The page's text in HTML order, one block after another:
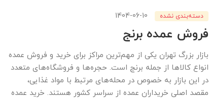
دسته‌بندی نشده 1404-06-10
فروش عمده برنج
بازار بزرگ تهران یکی از مهم‌ترین مراکز برای خرید و فروش عمده
انواع کالاها از جمله برنج است. حجره‌ها و فروشگاه‌های متعدد
در این بازار به خصوص در محله‌های مرتبط با مواد غذایی،
مقصد اصلی خریداران عمده از سراسر کشور هستند. خرید عمده